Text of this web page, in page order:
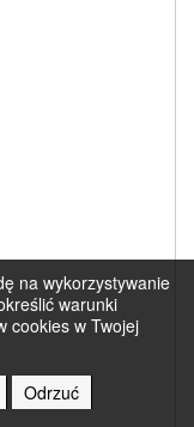
na wykorzystywanie
warunki
cookies w Twojej
Odrzuć